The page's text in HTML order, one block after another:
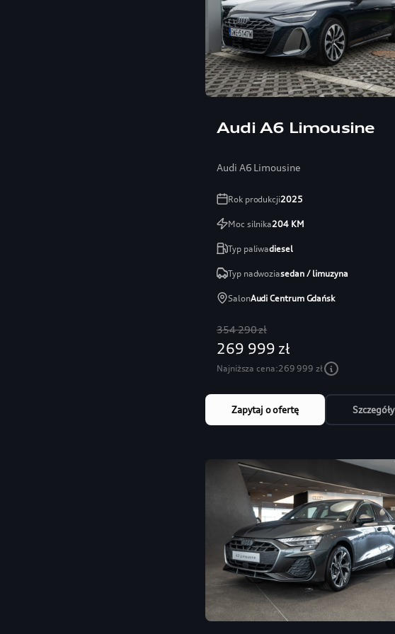
Audi A6 Limousine
Audi A6 Limousine
Rok produkcji2025
Moc silnika204KM
Typ paliwadiesel
Typ nadwoziasedan / limuzyna
SalonAudi Centrum Gdańsk
354 290 zł
269 999 zł
Najniższa cena:269 999 zł
Zapytaj o ofertę Szczegóły